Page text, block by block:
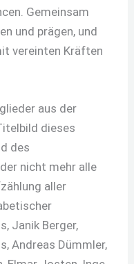
Gemeinsam
und prägen, und
vereinten Kräften
aus der
dieses
des
nicht mehr alle
aller
Janik Berger,
Andreas Dümmler,